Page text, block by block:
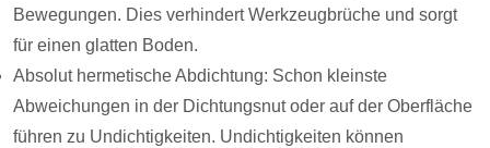
Bewegungen. Dies verhindert Werkzeugbrüche und sorgt
für einen glatten Boden.
Absolut hermetische Abdichtung: Schon kleinste
Abweichungen in der Dichtungsnut oder auf der Oberfläche
führen zu Undichtigkeiten. Undichtigkeiten können